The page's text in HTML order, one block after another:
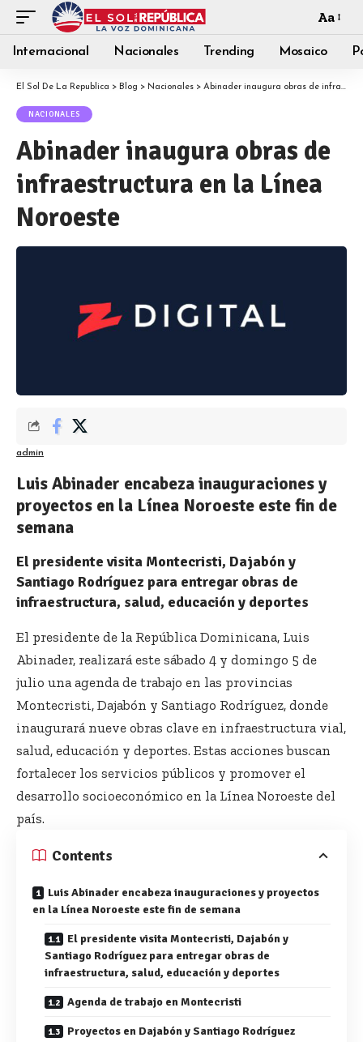
Aa
Internacional Nacionales Trending Mosaico
El Sol De La Republica > Blog > Nacionales > Abinader inaugura obras de infraestructura en la Línea Noroeste
NACIONALES
Abinader inaugura obras de
infraestructura en la Línea
Noroeste
admin
Luis Abinader encabeza inauguraciones y
proyectos en la Línea Noroeste este fin de
semana
El presidente visita Montecristi, Dajabón y
Santiago Rodríguez para entregar obras de
infraestructura, salud, educación y deportes
El presidente de la República Dominicana, Luis
Abinader, realizará este sábado 4 y domingo 5 de
julio una agenda de trabajo en las provincias
Montecristi, Dajabón y Santiago Rodríguez, donde
inaugurará nueve obras clave en infraestructura vial,
salud, educación y deportes. Estas acciones buscan
fortalecer los servicios públicos y promover el
desarrollo socioeconómico en la Línea Noroeste del
país.
Contents
Luis Abinader encabeza inauguraciones y proyectos
en la Línea Noroeste este fin de semana
El presidente visita Montecristi, Dajabón y
Santiago Rodríguez para entregar obras de
infraestructura, salud, educación y deportes
Agenda de trabajo en Montecristi
Proyectos en Dajabón y Santiago Rodríguez